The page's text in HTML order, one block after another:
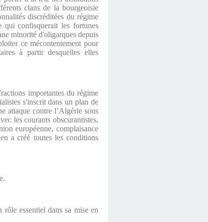
clans de la bourgeoisie
discréditées du régime
qui confisquerait les fortunes
minorité d'oligarques depuis
ce mécontentement pour
à partir desquelles elles
importantes du régime
s'inscrit dans un plan de
attaque contre l’Algérie sous
les courants obscurantistes,
européenne, complaisance
a créé toutes les conditions
essentiel dans sa mise en